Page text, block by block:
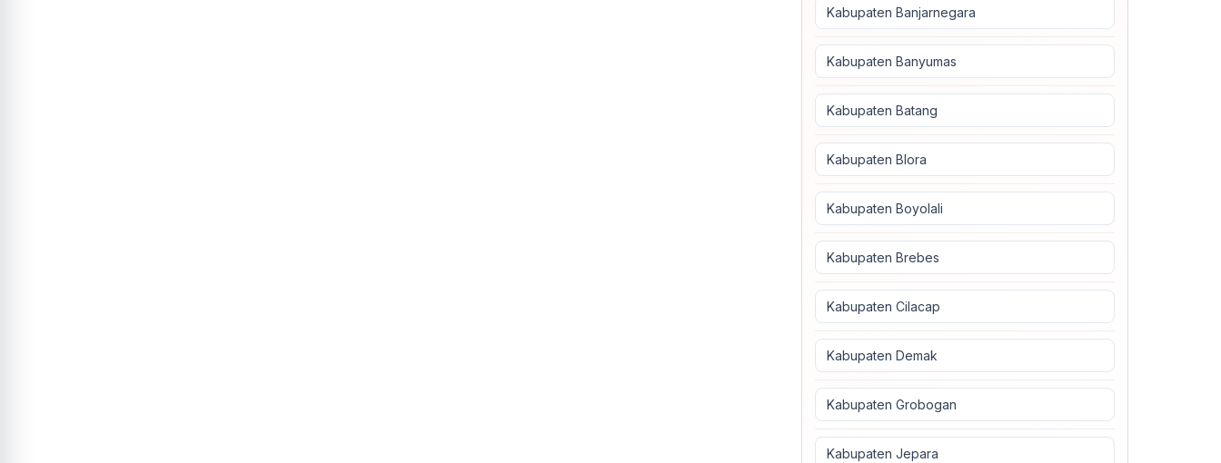
Kabupaten Banjarnegara
Kabupaten Banyumas
Kabupaten Batang
Kabupaten Blora
Kabupaten Boyolali
Kabupaten Brebes
Kabupaten Cilacap
Kabupaten Demak
Kabupaten Grobogan
Kabupaten Jepara